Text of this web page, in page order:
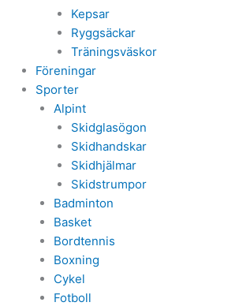
Kepsar
Ryggsäckar
Träningsväskor
Föreningar
Sporter
Alpint
Skidglasögon
Skidhandskar
Skidhjälmar
Skidstrumpor
Badminton
Basket
Bordtennis
Boxning
Cykel
Fotboll